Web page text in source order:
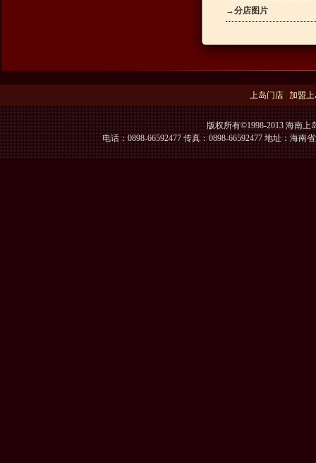
→分店图片
上岛门店 加盟
版权所有©1998-2013 海南上
电话：0898-66592477 传真：0898-66592477 地址：海南